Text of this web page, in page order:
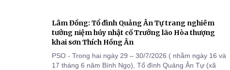
Lâm Đồng: Tổ đình Quảng Ân Tự trang nghiêm
tưởng niệm húy nhật cố Trưởng lão Hòa thượng
khai sơn Thích Hồng Ân
PSO - Trong hai ngày 29 – 30/7/2026 ( nhằm ngày 16 và
17 tháng 6 năm Bính Ngọ), Tổ đình Quảng Ân Tự (xã